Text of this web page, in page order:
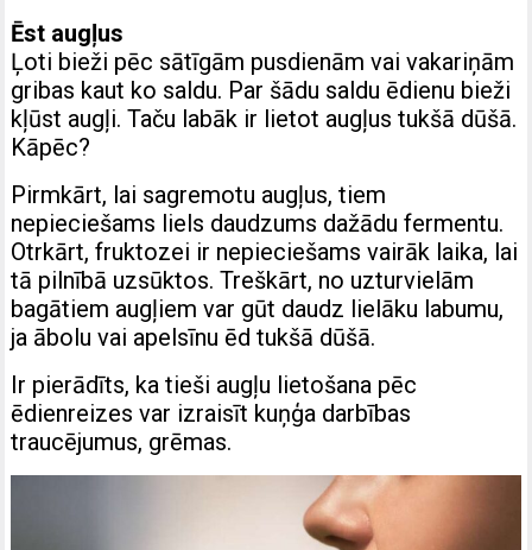
Ēst augļus
Ļoti bieži pēc sātīgām pusdienām vai vakariņām
gribas kaut ko saldu. Par šādu saldu ēdienu bieži
kļūst augļi. Taču labāk ir lietot augļus tukšā dūšā.
Kāpēc?
Pirmkārt, lai sagremotu augļus, tiem
nepieciešams liels daudzums dažādu fermentu.
Otrkārt, fruktozei ir nepieciešams vairāk laika, lai
tā pilnībā uzsūktos. Treškārt, no uzturvielām
bagātiem augļiem var gūt daudz lielāku labumu,
ja ābolu vai apelsīnu ēd tukšā dūšā.
Ir pierādīts, ka tieši augļu lietošana pēc
ēdienreizes var izraisīt kuņģa darbības
traucējumus, grēmas.